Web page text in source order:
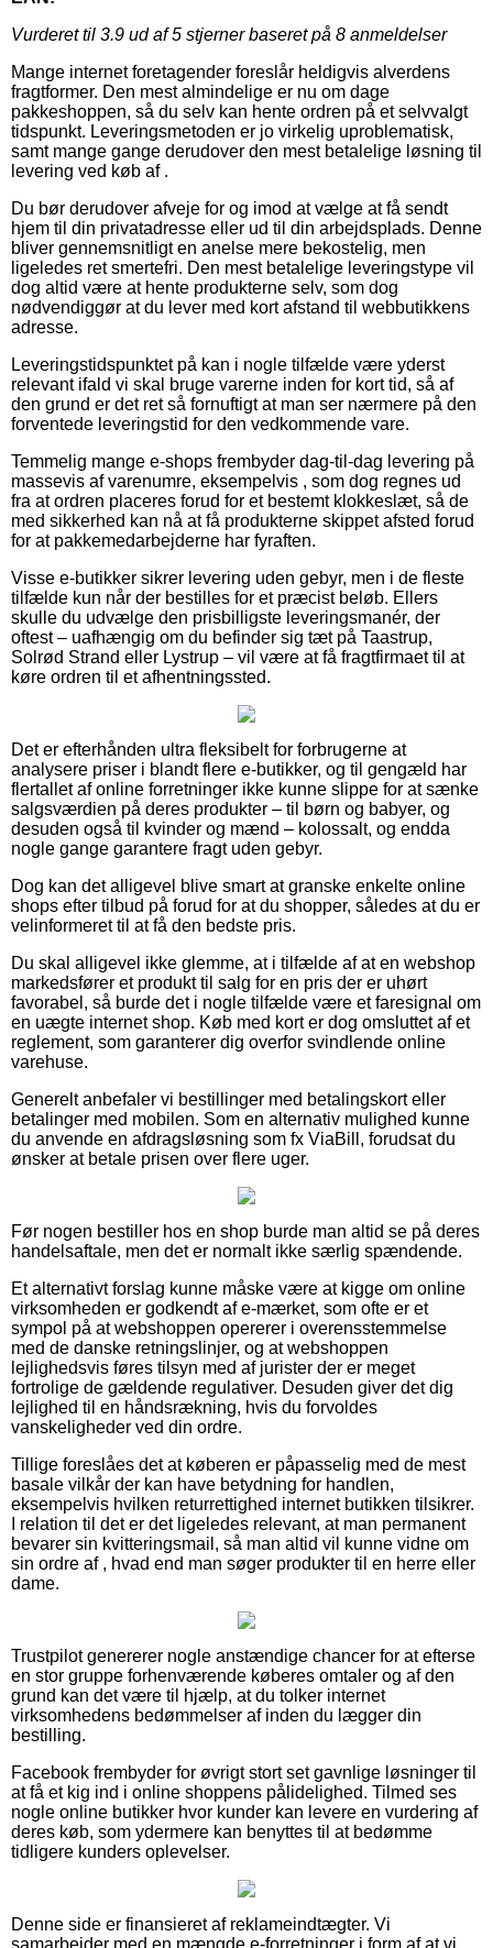
Vurderet til 3.9 ud af 5 stjerner baseret på 8 anmeldelser
Mange internet foretagender foreslår heldigvis alverdens
fragtformer. Den mest almindelige er nu om dage
pakkeshoppen, så du selv kan hente ordren på et selvvalgt
tidspunkt. Leveringsmetoden er jo virkelig uproblematisk,
samt mange gange derudover den mest betalelige løsning til
levering ved køb af .
Du bør derudover afveje for og imod at vælge at få sendt
hjem til din privatadresse eller ud til din arbejdsplads. Denne
bliver gennemsnitligt en anelse mere bekostelig, men
ligeledes ret smertefri. Den mest betalelige leveringstype vil
dog altid være at hente produkterne selv, som dog
nødvendiggør at du lever med kort afstand til webbutikkens
adresse.
Leveringstidspunktet på kan i nogle tilfælde være yderst
relevant ifald vi skal bruge varerne inden for kort tid, så af
den grund er det ret så fornuftigt at man ser nærmere på den
forventede leveringstid for den vedkommende vare.
Temmelig mange e-shops frembyder dag-til-dag levering på
massevis af varenumre, eksempelvis , som dog regnes ud
fra at ordren placeres forud for et bestemt klokkeslæt, så de
med sikkerhed kan nå at få produkterne skippet afsted forud
for at pakkemedarbejderne har fyraften.
Visse e-butikker sikrer levering uden gebyr, men i de fleste
tilfælde kun når der bestilles for et præcist beløb. Ellers
skulle du udvælge den prisbilligste leveringsmanér, der
oftest – uafhængig om du befinder sig tæt på Taastrup,
Solrød Strand eller Lystrup – vil være at få fragtfirmaet til at
køre ordren til et afhentningssted.
Det er efterhånden ultra fleksibelt for forbrugerne at
analysere priser i blandt flere e-butikker, og til gengæld har
flertallet af online forretninger ikke kunne slippe for at sænke
salgsværdien på deres produkter – til børn og babyer, og
desuden også til kvinder og mænd – kolossalt, og endda
nogle gange garantere fragt uden gebyr.
Dog kan det alligevel blive smart at granske enkelte online
shops efter tilbud på forud for at du shopper, således at du er
velinformeret til at få den bedste pris.
Du skal alligevel ikke glemme, at i tilfælde af at en webshop
markedsfører et produkt til salg for en pris der er uhørt
favorabel, så burde det i nogle tilfælde være et faresignal om
en uægte internet shop. Køb med kort er dog omsluttet af et
reglement, som garanterer dig overfor svindlende online
varehuse.
Generelt anbefaler vi bestillinger med betalingskort eller
betalinger med mobilen. Som en alternativ mulighed kunne
du anvende en afdragsløsning som fx ViaBill, forudsat du
ønsker at betale prisen over flere uger.
Før nogen bestiller hos en shop burde man altid se på deres
handelsaftale, men det er normalt ikke særlig spændende.
Et alternativt forslag kunne måske være at kigge om online
virksomheden er godkendt af e-mærket, som ofte er et
sympol på at webshoppen opererer i overensstemmelse
med de danske retningslinjer, og at webshoppen
lejlighedsvis føres tilsyn med af jurister der er meget
fortrolige de gældende regulativer. Desuden giver det dig
lejlighed til en håndsrækning, hvis du forvoldes
vanskeligheder ved din ordre.
Tillige foreslåes det at køberen er påpasselig med de mest
basale vilkår der kan have betydning for handlen,
eksempelvis hvilken returrettighed internet butikken tilsikrer.
I relation til det er det ligeledes relevant, at man permanent
bevarer sin kvitteringsmail, så man altid vil kunne vidne om
sin ordre af , hvad end man søger produkter til en herre eller
dame.
Trustpilot genererer nogle anstændige chancer for at efterse
en stor gruppe forhenværende køberes omtaler og af den
grund kan det være til hjælp, at du tolker internet
virksomhedens bedømmelser af inden du lægger din
bestilling.
Facebook frembyder for øvrigt stort set gavnlige løsninger til
at få et kig ind i online shoppens pålidelighed. Tilmed ses
nogle online butikker hvor kunder kan levere en vurdering af
deres køb, som ydermere kan benyttes til at bedømme
tidligere kunders oplevelser.
Denne side er finansieret af reklameindtægter. Vi